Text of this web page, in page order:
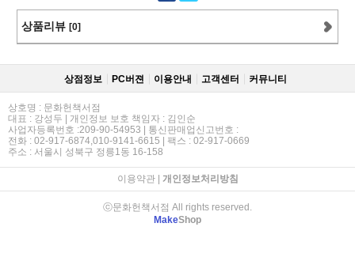
상품리뷰 [0]
상점정보 PC버젼 이용안내 고객센터 커뮤니티
상호명 : 문화헌책서점
대표 : 강성두 | 개인정보 보호 책임자 : 김인순
사업자등록번호 :209-90-54953 | 통신판매업신고번호 :
전화 : 02-917-6874,010-9141-6615 | 팩스 : 02-917-0669
주소 : 서울시 성북구 정릉1동 16-158
이용약관| 개인정보처리방침
ⓒ문화헌책서점 All rights reserved.
MakeShop